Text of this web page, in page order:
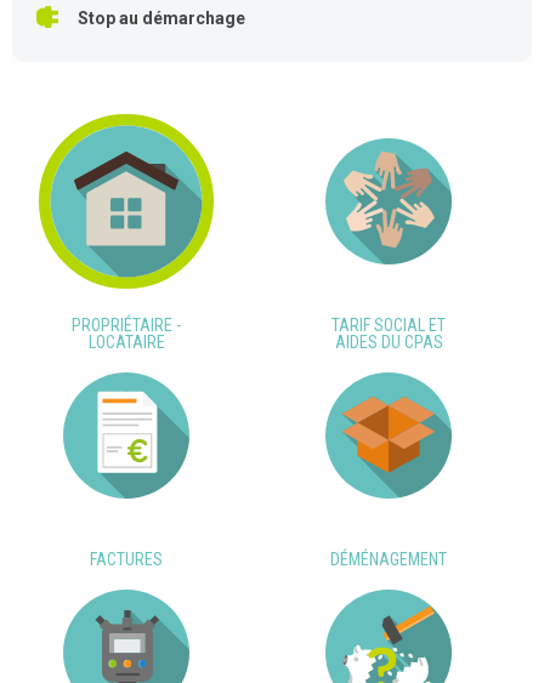
Stop au démarchage
PROPRIÉTAIRE -
LOCATAIRE
TARIF SOCIAL ET
AIDES DU CPAS
FACTURES DÉMÉNAGEMENT